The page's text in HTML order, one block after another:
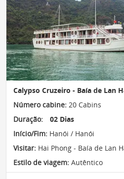
Calypso Cruzeiro - Baía de Lan
Número cabine: 20 Cabins
Duração:
02 Dias
Início/Fim: Hanói / Hanói
Visitar: Hai Phong - Baía de Lan
Estilo de viagem: Autêntico